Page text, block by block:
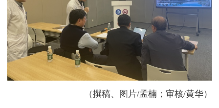
（撰稿、图片/孟楠；审核/黄华）